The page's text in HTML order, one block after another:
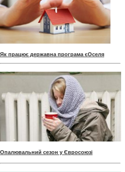
Як працює державна програма єОселя
Опалювальний сезон у Євросоюзі